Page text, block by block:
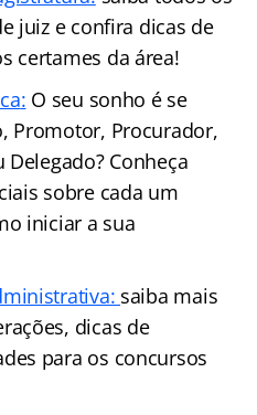
juiz e confira dicas de
certames da área!
a: O seu sonho é se
Promotor, Procurador,
Conheça
sobre cada um
iniciar a sua
saiba mais
dicas de
para os concursos